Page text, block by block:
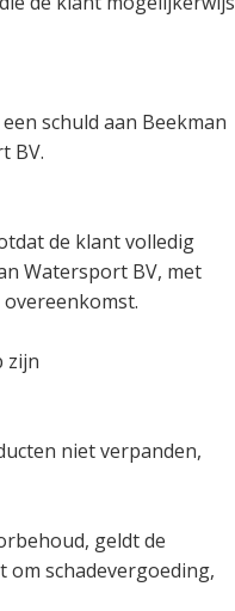
schuld aan Beekman
BV.
de klant volledig
Watersport BV, met
zijn
niet verpanden,
geldt de
schadevergoeding,